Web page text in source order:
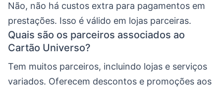
Não, não há custos extra para pagamentos em
prestações. Isso é válido em lojas parceiras.
Quais são os parceiros associados ao
Cartão Universo?
Tem muitos parceiros, incluindo lojas e serviços
variados. Oferecem descontos e promoções aos